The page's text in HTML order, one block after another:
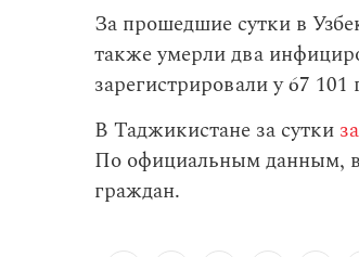
За прошедшие сутки в
также умерли два
зарегистрировали у 67 101
В Таджикистане за сутки
По официальным данным, в
граждан.